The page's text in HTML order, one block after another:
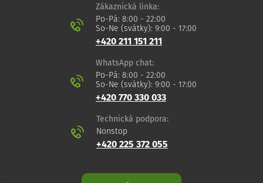
Zákaznická linka:
Po-Pá: 8:00 - 22:00
So-Ne (svátky): 9:00 - 17:00
+420 211 151 211
WhatsApp chat:
Po-Pá: 8:00 - 22:00
So-Ne (svátky): 9:00 - 17:00
+420 770 330 033
Technická podpora:
Nonstop
+420 225 372 055